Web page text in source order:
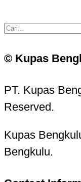
© Kupas
PT. Kupas
Reserved.
Kupas
Bengkulu.